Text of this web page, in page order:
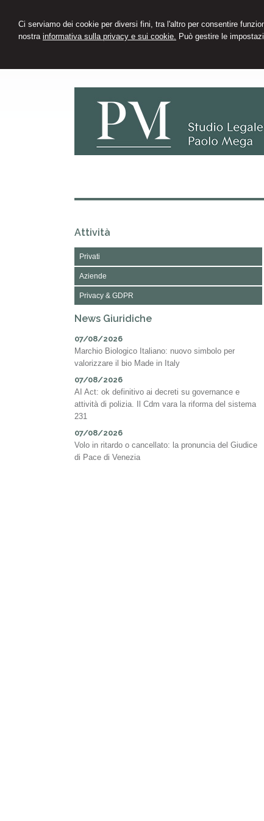
Ci serviamo dei cookie per diversi fini, tra l'altro per consentire
nostra informativa sulla privacy e sui cookie. Può gestire le
Attività
Privati
Aziende
Privacy & GDPR
News Giuridiche
07/08/2026
Marchio Biologico Italiano: nuovo simbolo per
valorizzare il bio Made in Italy
07/08/2026
AI Act: ok definitivo ai decreti su governance e
attività di polizia. Il Cdm vara la riforma del sistema
231
07/08/2026
Volo in ritardo o cancellato: la pronuncia del Giudice
di Pace di Venezia